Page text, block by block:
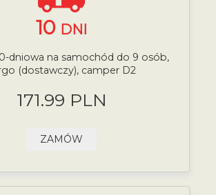
10 DNI
dniowa na samochód do 9 osób,
(dostawczy), camper D2
171.99 PLN
ZAMÓW